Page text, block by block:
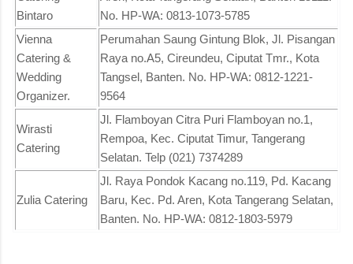
Bintaro
No. HP-WA: 0813-1073-5785
Vienna
Catering &
Wedding
Organizer.
Perumahan Saung Gintung Blok, Jl. Pisangan
Raya no.A5, Cireundeu, Ciputat Tmr., Kota
Tangsel, Banten. No. HP-WA: 0812-1221-
9564
Wirasti
Catering
Jl. Flamboyan Citra Puri Flamboyan no.1,
Rempoa, Kec. Ciputat Timur, Tangerang
Selatan. Telp (021) 7374289
Zulia Catering
Jl. Raya Pondok Kacang no.119, Pd. Kacang
Baru, Kec. Pd. Aren, Kota Tangerang Selatan,
Banten. No. HP-WA: 0812-1803-5979